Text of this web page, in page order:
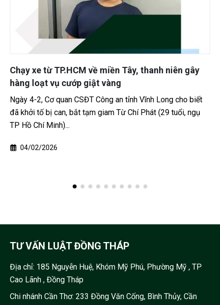
từ TP.HCM về miền Tây, thanh niên gây
vụ cướp giật vàng
2, Cơ quan CSĐT Công an tỉnh Vĩnh Long cho biết
tố bị can, bắt tạm giam Từ Chí Phát (29 tuổi, ngụ
Minh)...
2026
Từ 9/
Tóm tắt
mạng
TƯ VẤN LUẬT ĐỒNG THÁP
Địa chỉ: 185 Nguyễn Huệ, Khóm Mỹ Phú, Phường Mỹ , TP
Cao Lãnh , Đồng Tháp
Chi nhánh Cần Thơ: 233 Đồng Văn Cống, Bình Thủy, Cần